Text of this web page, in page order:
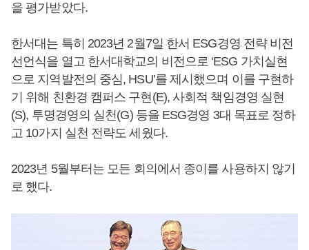
을 평가받았다.
한서대는 특히 2023년 2월7일 한서 ESG경영 전략 비전
선언식을 열고 한서대학교의 비전으로 ‘ESG 가치실현
으로 지역발전의 중심, HSU’를 제시했으며 이를 구현하
기 위해 친환경 캠퍼스 구현(E), 사회적 책임경영 실현
(S), 투명경영의 실천(G) 등을 ESG경영 3대 목표로 정하
고 10가지 실천 전략도 세웠다.
2023년 5월부터는 모든 회의에서 종이를 사용하지 않기
로 했다.